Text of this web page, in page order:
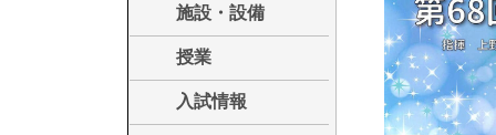
施設・設備
授業
入試情報